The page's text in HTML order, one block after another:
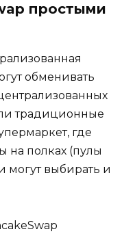
простыми
обменивать
традиционные
где
на полках (пулы
могут выбирать и